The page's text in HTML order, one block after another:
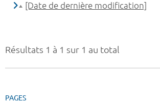
Résultats 1 à 1 sur 1 au total
PAGES
[Date de dernière modification]